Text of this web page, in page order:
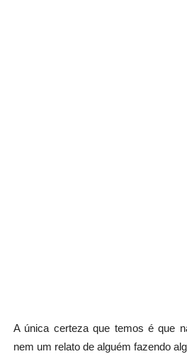
A única certeza que temos é que
nem um relato de alguém fazendo